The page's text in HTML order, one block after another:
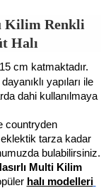
Kilim Renkli
Halı
cm katmaktadır.
yapıları ile
dahi kullanılmaya
countryden
tarza kadar
bulabilirsiniz.
Multi Kilim
halı modelleri